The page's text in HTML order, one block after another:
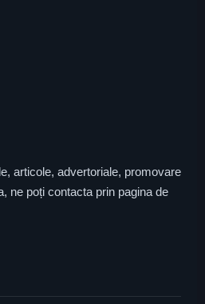
articole, advertoriale, promovare
ne poți contacta prin pagina de